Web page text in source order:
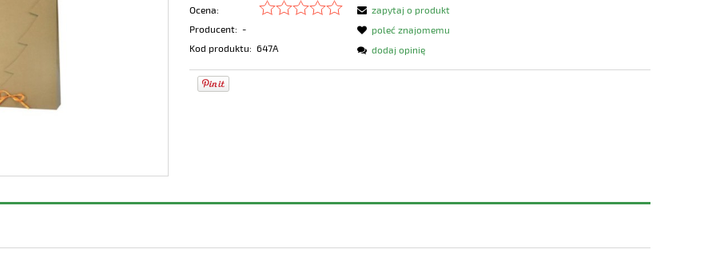
Ocena:
Producent: -
Kod produktu: 647A
zapytaj o produkt
poleć znajomemu
dodaj opinię